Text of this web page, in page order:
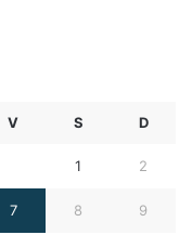
V S D
1 2
7 8 9